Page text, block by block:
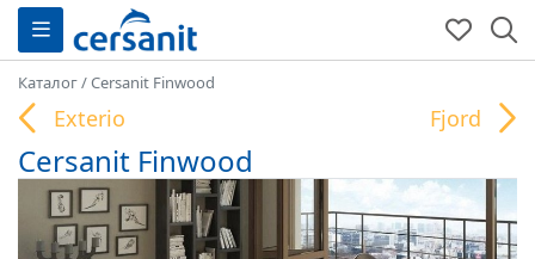
Каталог/Cersanit Finwood
Exterio Fjord
Cersanit Finwood